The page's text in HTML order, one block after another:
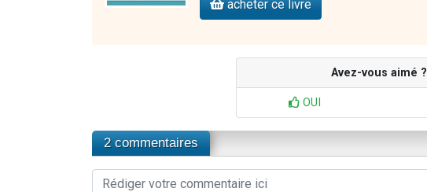
acheter ce livre
Avez-vous aimé ?
OUI
2 commentaires